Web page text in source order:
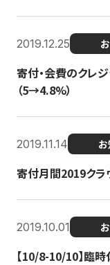
2019.12.25
寄付・会費のクレ
（5→4.8%）
2019.11.14
寄付月間2019クラ
2019.10.01
【10/8-10/10】臨